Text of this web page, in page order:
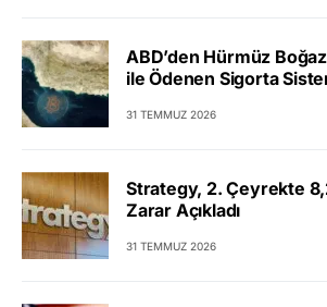
ABD’den Hürmüz
ile Ödenen Sigorta
31 TEMMUZ 2026
Strategy, 2. Çeyrekte
Zarar Açıkladı
31 TEMMUZ 2026